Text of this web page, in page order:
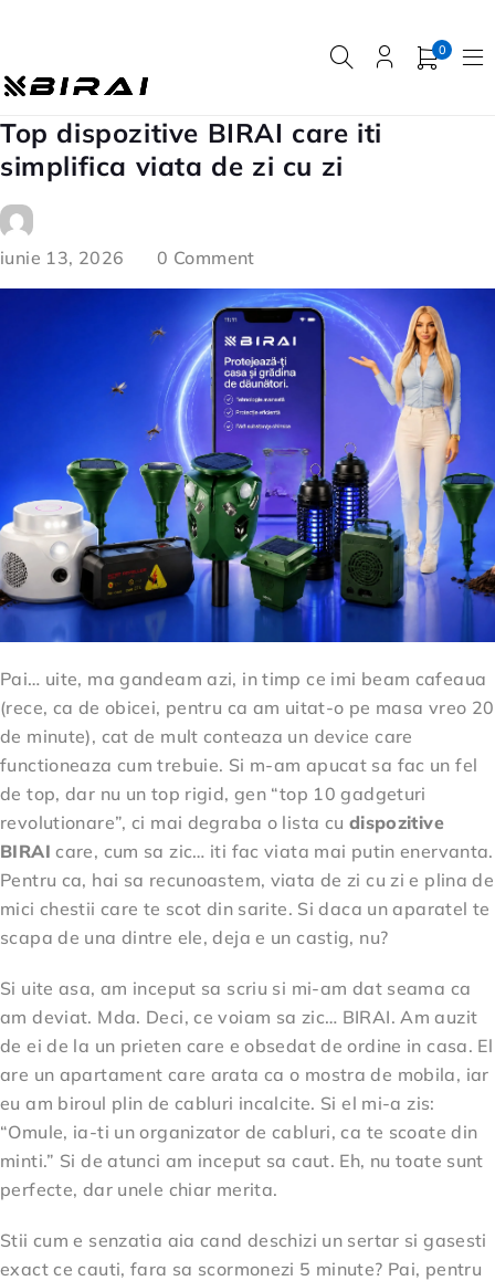
0
Top dispozitive BIRAI care iti
simplifica viata de zi cu zi
iunie 13, 2026 0 Comment
Pai… uite, ma gandeam azi, in timp ce imi beam cafeaua
(rece, ca de obicei, pentru ca am uitat-o pe masa vreo 20
de minute), cat de mult conteaza un device care
functioneaza cum trebuie. Si m-am apucat sa fac un fel
de top, dar nu un top rigid, gen “top 10 gadgeturi
revolutionare”, ci mai degraba o lista cu dispozitive
BIRAI care, cum sa zic… iti fac viata mai putin enervanta.
Pentru ca, hai sa recunoastem, viata de zi cu zi e plina de
mici chestii care te scot din sarite. Si daca un aparatel te
scapa de una dintre ele, deja e un castig, nu?
Si uite asa, am inceput sa scriu si mi-am dat seama ca
am deviat. Mda. Deci, ce voiam sa zic… BIRAI. Am auzit
de ei de la un prieten care e obsedat de ordine in casa. El
are un apartament care arata ca o mostra de mobila, iar
eu am biroul plin de cabluri incalcite. Si el mi-a zis:
“Omule, ia-ti un organizator de cabluri, ca te scoate din
minti.” Si de atunci am inceput sa caut. Eh, nu toate sunt
perfecte, dar unele chiar merita.
Stii cum e senzatia aia cand deschizi un sertar si gasesti
exact ce cauti, fara sa scormonezi 5 minute? Pai, pentru